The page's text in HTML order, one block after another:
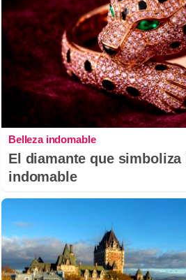
Belleza indomable
El diamante que simboliza
indomable